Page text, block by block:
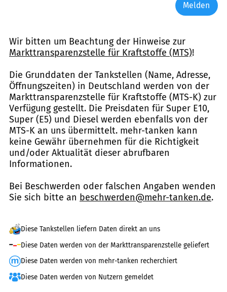
Melden
Wir bitten um Beachtung der Hinweise zur
Markttransparenzstelle für Kraftstoffe (MTS)!
Die Grunddaten der Tankstellen (Name, Adresse,
Öffnungszeiten) in Deutschland werden von der
Markttransparenzstelle für Kraftstoffe (MTS-K) zur
Verfügung gestellt. Die Preisdaten für Super E10,
Super (E5) und Diesel werden ebenfalls von der
MTS-K an uns übermittelt. mehr-tanken kann
keine Gewähr übernehmen für die Richtigkeit
und/oder Aktualität dieser abrufbaren
Informationen.
Bei Beschwerden oder falschen Angaben wenden
Sie sich bitte an beschwerden@mehr-tanken.de.
Diese Tankstellen liefern Daten direkt an uns
Diese Daten werden von der Markttransparenzstelle geliefert
Diese Daten werden von mehr-tanken recherchiert
Diese Daten werden von Nutzern gemeldet